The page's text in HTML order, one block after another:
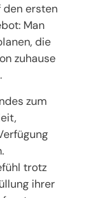
den ersten
Man
die
zuhause
zum
trotz
ihrer